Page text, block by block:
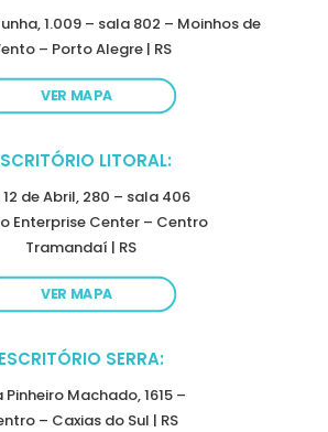
1.009 – sala 802 – Moinhos de
– Porto Alegre | RS
VER MAPA
LITORAL:
12 de Abril, 280 – sala 406
Enterprise Center – Centro
Tramandaí | RS
VER MAPA
ESCRITÓRIO SERRA:
Pinheiro Machado, 1615 –
– Caxias do Sul | RS